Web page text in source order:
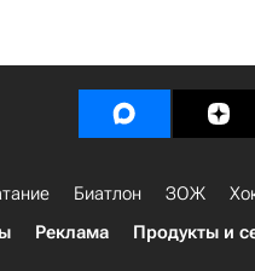
Биатлон ЗОЖ
Реклама Продукты и